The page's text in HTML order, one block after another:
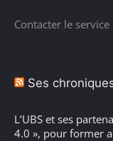
Contacter le service
Ses
L’UBS et ses
4.0 », pour former